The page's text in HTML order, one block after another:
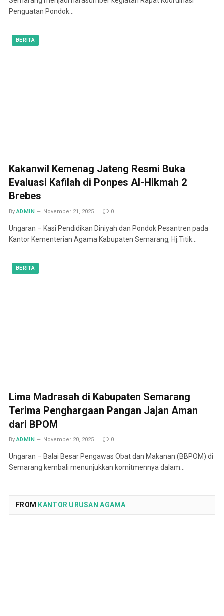
Penguatan Pondok…
BERITA
Kakanwil Kemenag Jateng Resmi Buka
Evaluasi Kafilah di Ponpes Al-Hikmah 2
Brebes
By ADMIN November 21, 2025 0
Ungaran – Kasi Pendidikan Diniyah dan Pondok Pesantren pada
Kantor Kementerian Agama Kabupaten Semarang, Hj.Titik…
BERITA
Lima Madrasah di Kabupaten Semarang
Terima Penghargaan Pangan Jajan Aman
dari BPOM
By ADMIN November 20, 2025 0
Ungaran – Balai Besar Pengawas Obat dan Makanan (BBPOM) di
Semarang kembali menunjukkan komitmennya dalam…
FROM KANTOR URUSAN AGAMA